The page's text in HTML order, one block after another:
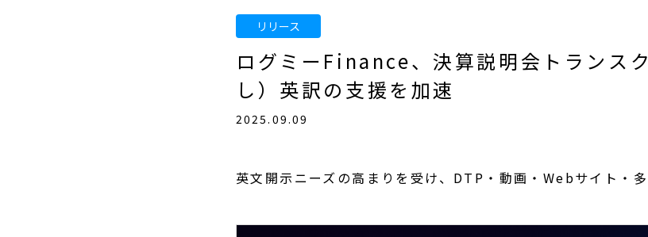
ログミーFinance、決算説明会トランス
し）英訳の支援を加速
2025.09.09
英文開示ニーズの高まりを受け、DTP・動画・Webサイト・